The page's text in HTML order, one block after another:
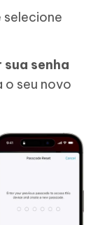
selecione
sua senha
o seu novo